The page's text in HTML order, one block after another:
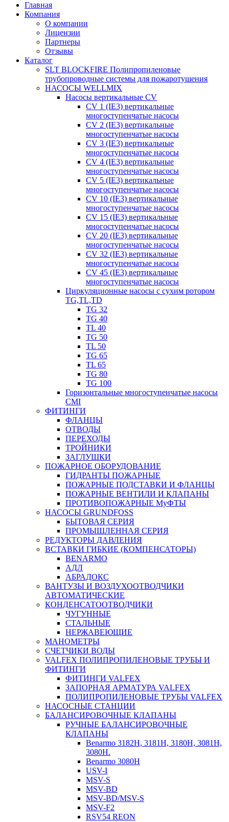
Главная
Компания
О компании
Лицензии
Партнеры
Отзывы
Каталог
SLT BLOCKFIRE Полипропиленовые
трубопроводные системы для пожаротушения
НАСОСЫ WELLMIX
Насосы вертикальные CV
CV 1 (IE3) вертикальные
многоступенчатые насосы
CV 2 (IE3) вертикальные
многоступенчатые насосы
CV 3 (IE3) вертикальные
многоступенчатые насосы
CV 4 (IE3) вертикальные
многоступенчатые насосы
CV 5 (IE3) вертикальные
многоступенчатые насосы
CV 10 (IE3) вертикальные
многоступенчатые насосы
CV 15 (IE3) вертикальные
многоступенчатые насосы
CV 20 (IE3) вертикальные
многоступенчатые насосы
CV 32 (IE3) вертикальные
многоступенчатые насосы
CV 45 (IE3) вертикальные
многоступенчатые насосы
Циркуляционные насосы с сухим ротором
TG,TL,TD
TG 32
TG 40
TL 40
TG 50
TL 50
TG 65
TL 65
TG 80
TG 100
Горизонтальные многоступенчатые насосы
CMI
ФИТИНГИ
ФЛАНЦЫ
ОТВОДЫ
ПЕРЕХОДЫ
ТРОЙНИКИ
ЗАГЛУШКИ
ПОЖАРНОЕ ОБОРУДОВАНИЕ
ГИДРАНТЫ ПОЖАРНЫЕ
ПОЖАРНЫЕ ПОДСТАВКИ И ФЛАНЦЫ
ПОЖАРНЫЕ ВЕНТИЛИ И КЛАПАНЫ
ПРОТИВОПОЖАРНЫЕ МуФТЫ
НАСОСЫ GRUNDFOSS
БЫТОВАЯ СЕРИЯ
ПРОМЫШЛЕННАЯ СЕРИЯ
РЕДУКТОРЫ ДАВЛЕНИЯ
ВСТАВКИ ГИБКИЕ (КОМПЕНСАТОРЫ)
BENARMO
АДЛ
АБРАДОКС
ВАНТУЗЫ И ВОЗДУХООТВОДЧИКИ
АВТОМАТИЧЕСКИЕ
КОНДЕНСАТООТВОДЧИКИ
ЧУГУННЫЕ
СТАЛЬНЫЕ
НЕРЖАВЕЮЩИЕ
МАНОМЕТРЫ
СЧЕТЧИКИ ВОДЫ
VALFEX ПОЛИПРОПИЛЕНОВЫЕ ТРУБЫ И
ФИТИНГИ
ФИТИНГИ VALFEX
ЗАПОРНАЯ АРМАТУРА VALFEX
ПОЛИПРОПИЛЕНОВЫЕ ТРУБЫ VALFEX
НАСОСНЫЕ СТАНЦИИ
БАЛАНСИРОВОЧНЫЕ КЛАПАНЫ
РУЧНЫЕ БАЛАНСИРОВОЧНЫЕ
КЛАПАНЫ
Benarmo 3182H, 3181Н, 3180Н, 3081Н,
3080Н.
Benarmo 3080H
USV-I
MSV-S
MSV-BD
MSV-BD/MSV-S
MSV-F2
RSV54 REON